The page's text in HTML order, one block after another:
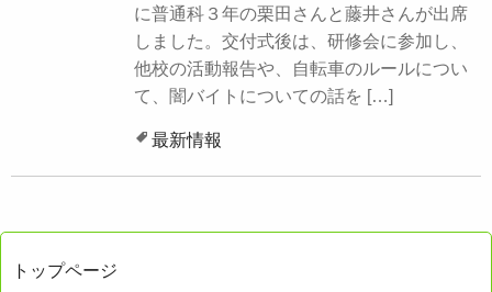
に普通科３年の栗田さんと藤井さんが出席
しました。交付式後は、研修会に参加し、
他校の活動報告や、自転車のルールについ
て、闇バイトについての話を […]
最新情報
トップページ